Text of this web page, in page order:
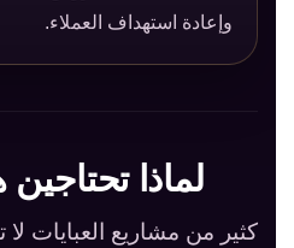
وإعادة استهداف العملاء.
لماذا تحتاجين
كثير من مشاريع العبايات